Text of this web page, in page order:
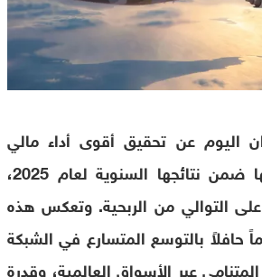
اليوم عن تحقيق أقوى أداء مالي
وتشغيلي في تاريخها ضمن نتائجها السنوية لعام 2025،
التوالي من الربحية. وتعكس هذه
حافلاً بالتوسع المتسارع في الشبكة
عبر الأسواق العالمية، وقدرة